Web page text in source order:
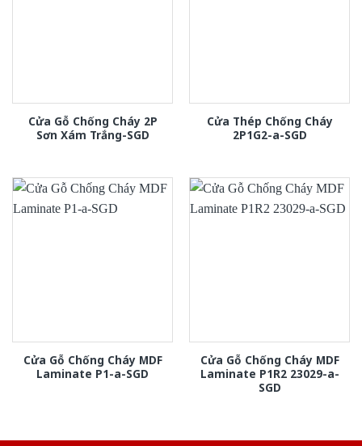
Cửa Gỗ Chống Cháy 2P
Sơn Xám Trắng-SGD
Cửa Thép Chống Cháy
2P1G2-a-SGD
Cửa Gỗ Chống Cháy MDF
Laminate P1-a-SGD
Cửa Gỗ Chống Cháy MDF
Laminate P1R2 23029-a-
SGD